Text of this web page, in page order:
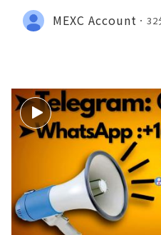
MEXC Account 32